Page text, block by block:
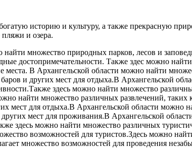
историю и культуру, а также прекрасную
и озера.
множество природных парков, лесов и
достопримечательности. Также здес можно
В Архангельской области можно найти
и других мест для отдыха.В Архангельской
здесь можно найти множество
найти множество различных развлечений, таких
мест для отдыха.В Архангельской области можно
мест для проживания.В Архангельской
здесь можно найти множество различных
возможностей для туристов.Здесь можно
множество возможностей для проведения